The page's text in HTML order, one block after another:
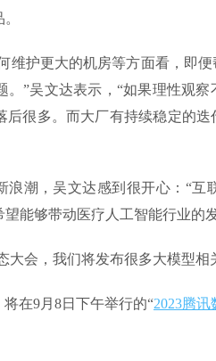
维护更大的机房等方面看，即
。”吴文达表示，“如果理性观
后很多。而大厂有持续稳定的
浪潮，吴文达感到很开心：“互
能够带动医疗人工智能行业的
大会，我们将发布很多大模型
在9月8日下午举行的“2023腾